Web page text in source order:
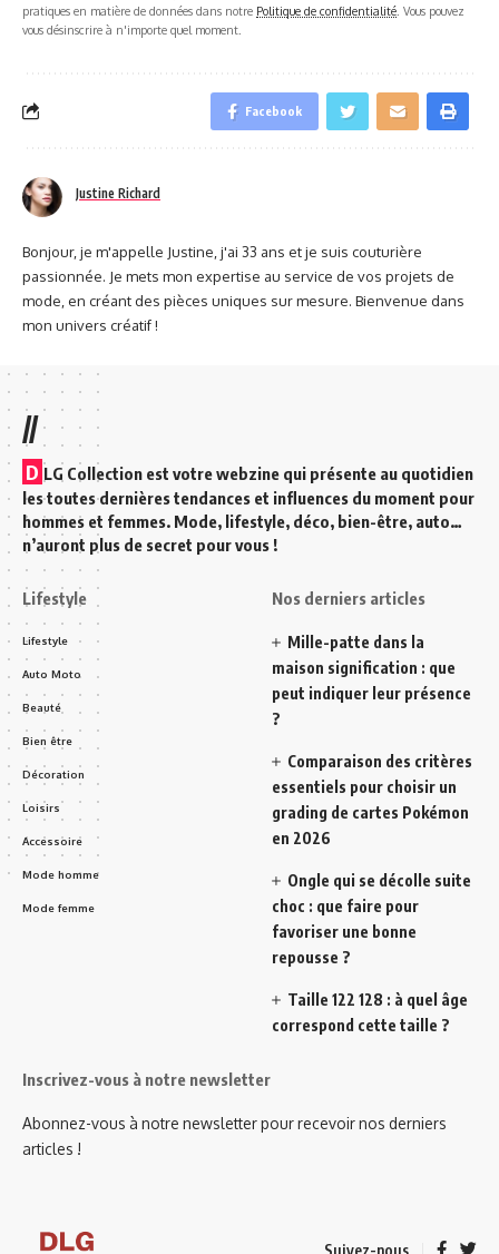
pratiques en matière de données dans notre Politique de confidentialité . Vous pouvez
vous désinscrire à n'importe quel moment.
Facebook
Justine Richard
Bonjour, je m'appelle Justine, j'ai 33 ans et je suis couturière
passionnée. Je mets mon expertise au service de vos projets de
mode, en créant des pièces uniques sur mesure. Bienvenue dans
mon univers créatif !
//
D LG Collection est votre webzine qui présente au quotidien
les toutes dernières tendances et influences du moment pour
hommes et femmes. Mode, lifestyle, déco, bien-être, auto…
n’auront plus de secret pour vous !
Lifestyle
Lifestyle
Auto Moto
Beauté
Bien être
Décoration
Loisirs
Accessoire
Mode homme
Mode femme
Nos derniers articles
Mille-patte dans la
maison signification : que
peut indiquer leur présence
?
Comparaison des critères
essentiels pour choisir un
grading de cartes Pokémon
en 2026
Ongle qui se décolle suite
choc : que faire pour
favoriser une bonne
repousse ?
Taille 122 128 : à quel âge
correspond cette taille ?
Inscrivez-vous à notre newsletter
Abonnez-vous à notre newsletter pour recevoir nos derniers
articles !
Suivez-nous